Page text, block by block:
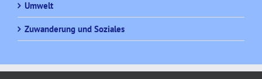
Umwelt
Zuwanderung und Soziales